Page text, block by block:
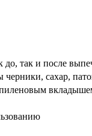
до, так и после
сахар,